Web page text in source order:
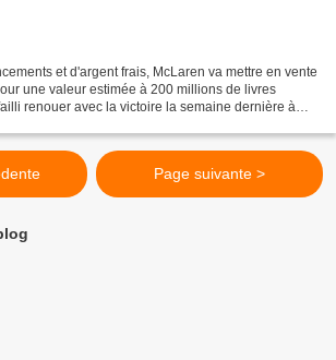
et d'argent frais, McLaren va mettre en vente
une valeur estimée à 200 millions de livres
renouer avec la victoire la semaine dernière à
Page suivante >